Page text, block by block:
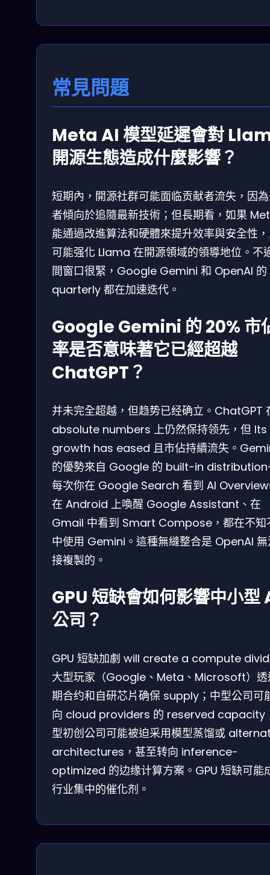
常見問題
Meta AI 模型延遲會對
開源生態造成什麼影響？
短期內，開源社群可能面临贡献者流失，因
者傾向於追隨最新技術；但長期看，如果
能通過改進算法和硬體來提升效率與安全性
可能强化 Llama 在開源領域的領導地位。不
間窗口很緊，Google Gemini 和 OpenAI 的
quarterly 都在加速迭代。
Google Gemini 的 20% 市
率是否意味著它已經超越
ChatGPT？
并未完全超越，但趋势已经确立。ChatGPT
absolute numbers 上仍然保持领先，但 Its
growth has eased 且市佔持續流失。
的優勢來自 Google 的 built-in
每次你在 Google Search 看到 AI
在 Android 上喚醒 Google Assistant、在
Gmail 中看到 Smart Compose，都在不知
中使用 Gemini。這種無縫整合是 OpenAI
接複製的。
GPU 短缺會如何影響中小型
公司？
GPU 短缺加劇 will create a compute
大型玩家（Google、Meta、Microsoft）透
期合约和自研芯片确保 supply；中型公司可
向 cloud providers 的 reserved capacity
型初创公司可能被迫采用模型蒸馏或
architectures，甚至转向 inference-
optimized 的边缘计算方案。GPU 短缺可能
行业集中的催化剂。